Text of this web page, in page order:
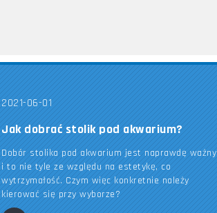
2021-06-01
Jak dobrać stolik pod akwarium?
Dobór stolika pod akwarium jest naprawdę ważny
i to nie tyle ze względu na estetykę, co
wytrzymałość. Czym więc konkretnie należy
kierować się przy wyborze?